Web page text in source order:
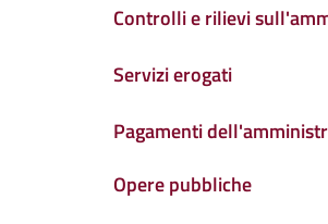
Controlli e rilievi
Servizi erogati
Pagamenti
Opere pubbliche